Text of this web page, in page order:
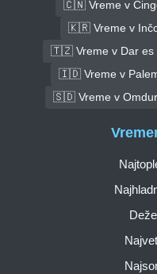
🇨🇳 Vreme v
🇰🇷 Vreme v
🇹🇿 Vreme v Dar es
🇮🇩 Vreme v
🇸🇩 Vreme v